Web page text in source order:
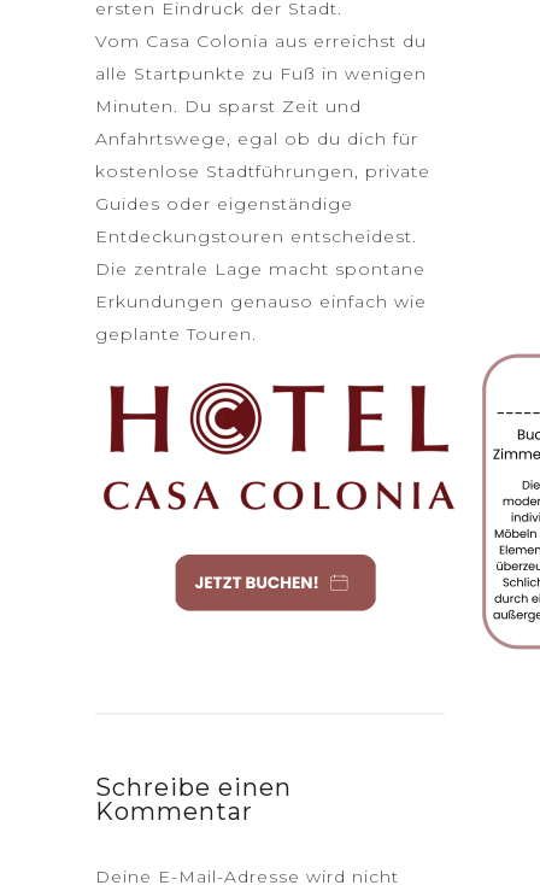
ersten Eindruck der Stadt.
Vom Casa Colonia aus erreichst du
alle Startpunkte zu Fuß in wenigen
Minuten. Du sparst Zeit und
Anfahrtswege, egal ob du dich für
kostenlose Stadtführungen, private
Guides oder eigenständige
Entdeckungstouren entscheidest.
Die zentrale Lage macht spontane
Erkundungen genauso einfach wie
geplante Touren.
Schreibe einen
Kommentar
Deine E-Mail-Adresse wird nicht